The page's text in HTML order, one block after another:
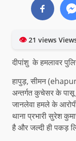
👁21 views
दीपांशु के हमलावर
हापुड़, सीमन
अन्तर्गत कुचेसर के पासू
जानलेवा हमले के
थाना प्रभारी सुरेश
है और जल्दी ही पकड़